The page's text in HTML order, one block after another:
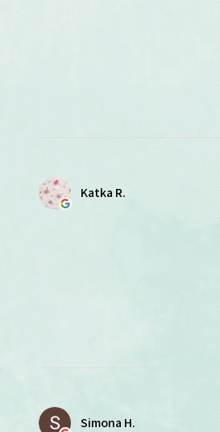
Katka R.
Simona H.